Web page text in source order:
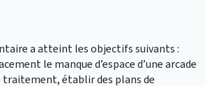
a atteint les objectifs suivants :
le manque d’espace d’une arcade
traitement, établir des plans de